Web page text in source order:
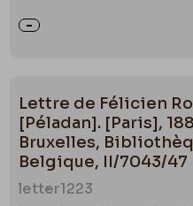
Lettre de Félicien
[Péladan]. [Paris],
Bruxelles,
Belgique, II/7043/47
letter1223